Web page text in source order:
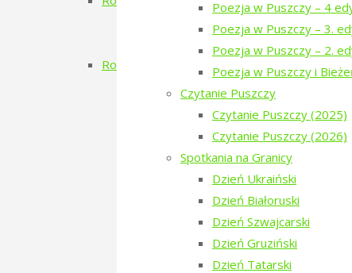
Poezja w Puszczy – 4
Poezja w Puszczy – 3.
Poezja w Puszczy – 2.
Poezja w Puszczy i
Czytanie Puszczy
Czytanie Puszczy (2025)
Czytanie Puszczy (2026)
Spotkania na Granicy
Dzień Ukraiński
Dzień Białoruski
Dzień Szwajcarski
Dzień Gruziński
Dzień Tatarski
Rok 2019
Poezja w Puszczy – 3. edycja
RÓBMY SWOJE – Pasieki
Dzień Tatarski – spotkanie z
Dzien Tatarski – spotkanie z
18-19 maja „Chór przyjechał”